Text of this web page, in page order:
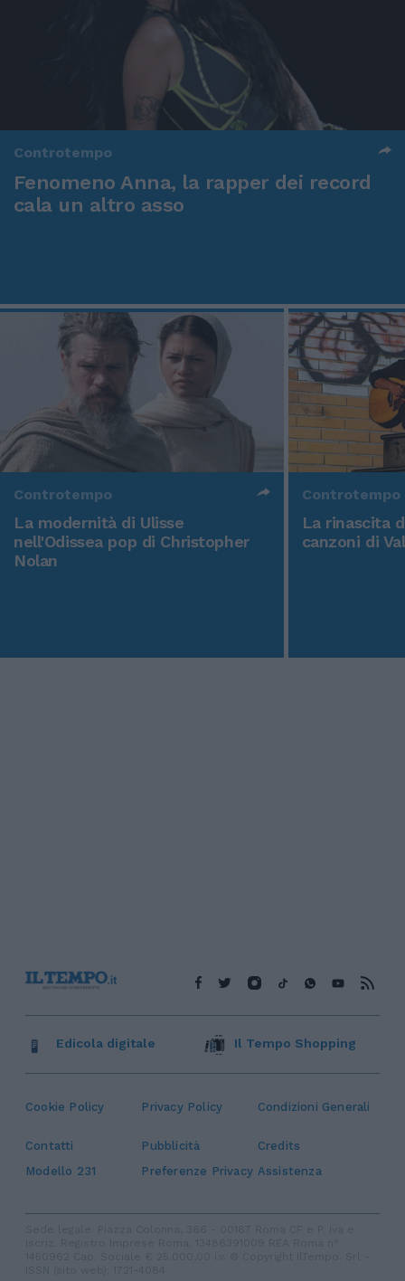
Controtempo
Fenomeno Anna, la rapper dei record
cala un altro asso
Controtempo
La modernità di Ulisse
nell'Odissea pop di Christopher
Nolan
Controtempo
La rinascita
canzoni di
Cookie Policy Privacy Policy Condizioni Generali
Contatti Pubblicità
Credits
Modello 231
Preferenze Privacy Assistenza
Edicola digitale Il Tempo Shopping